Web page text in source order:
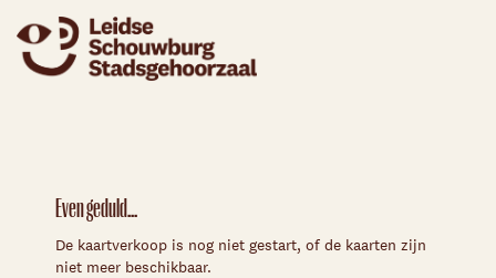
Even geduld...
De kaartverkoop is nog niet gestart, of de kaarten zijn
niet meer beschikbaar.